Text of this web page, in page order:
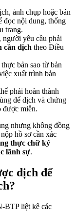
ảnh chụp hoặc bản
đọc nội dung, thống
trang.
yêu cầu phải
cần dịch theo Điều
bản sao từ bản
xuất trình bản
phải hoàn thành
để dịch và chứng
miễn.
nhưng không đồng
hồ sơ cần xác
thực chữ ký
lãnh sự.
dịch để
BTP liệt kê các